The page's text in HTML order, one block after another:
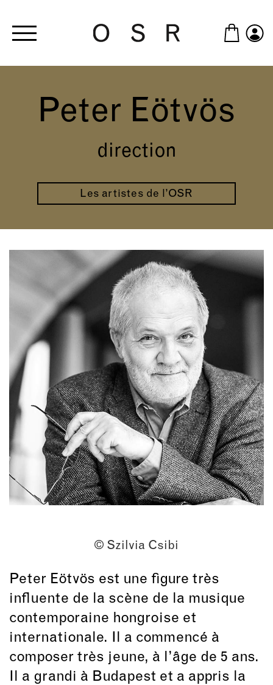
Peter Eötvös
direction
Les artistes de l’OSR
© Szilvia Csibi
Peter Eötvös est une figure très
influente de la scène de la musique
contemporaine hongroise et
internationale. Il a commencé à
composer très jeune, à l’âge de 5 ans.
Il a grandi à Budapest et a appris la